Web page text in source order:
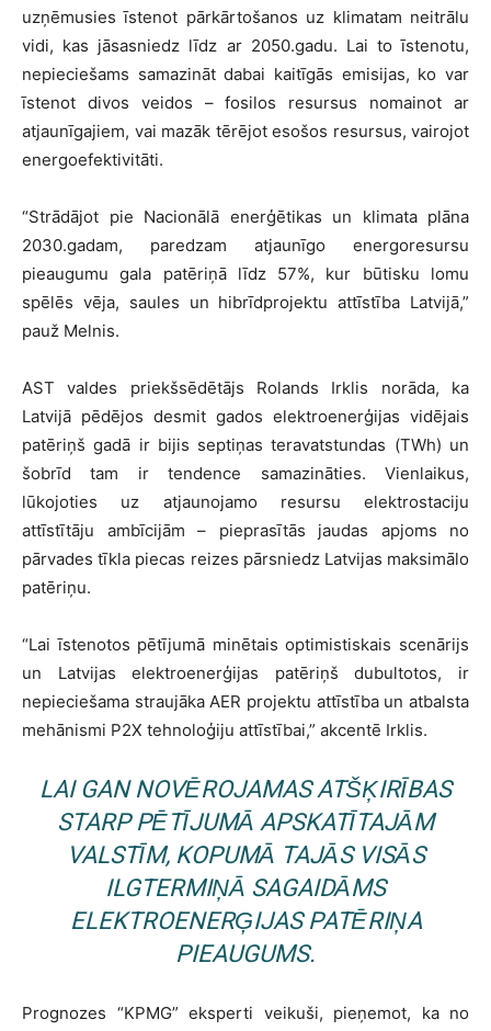
uzņēmusies īstenot pārkārtošanos uz klimatam neitrālu
vidi, kas jāsasniedz līdz ar 2050.gadu. Lai to īstenotu,
nepieciešams samazināt dabai kaitīgās emisijas, ko var
īstenot divos veidos – fosilos resursus nomainot ar
atjaunīgajiem, vai mazāk tērējot esošos resursus, vairojot
energoefektivitāti.
“Strādājot pie Nacionālā enerģētikas un klimata plāna
2030.gadam, paredzam atjaunīgo energoresursu
pieaugumu gala patēriņā līdz 57%, kur būtisku lomu
spēlēs vēja, saules un hibrīdprojektu attīstība Latvijā,”
pauž Melnis.
AST valdes priekšsēdētājs Rolands Irklis norāda, ka
Latvijā pēdējos desmit gados elektroenerģijas vidējais
patēriņš gadā ir bijis septiņas teravatstundas (TWh) un
šobrīd tam ir tendence samazināties. Vienlaikus,
lūkojoties uz atjaunojamo resursu elektrostaciju
attīstītāju ambīcijām – pieprasītās jaudas apjoms no
pārvades tīkla piecas reizes pārsniedz Latvijas maksimālo
patēriņu.
“Lai īstenotos pētījumā minētais optimistiskais scenārijs
un Latvijas elektroenerģijas patēriņš dubultotos, ir
nepieciešama straujāka AER projektu attīstība un atbalsta
mehānismi P2X tehnoloģiju attīstībai,” akcentē Irklis.
LAI GAN NOVĒROJAMAS ATŠĶIRĪBAS
STARP PĒTĪJUMĀ APSKATĪTAJĀM
VALSTĪM, KOPUMĀ TAJĀS VISĀS
ILGTERMIŅĀ SAGAIDĀMS
ELEKTROENERĢIJAS PATĒRIŅA
PIEAUGUMS.
Prognozes “KPMG” eksperti veikuši, pieņemot, ka no